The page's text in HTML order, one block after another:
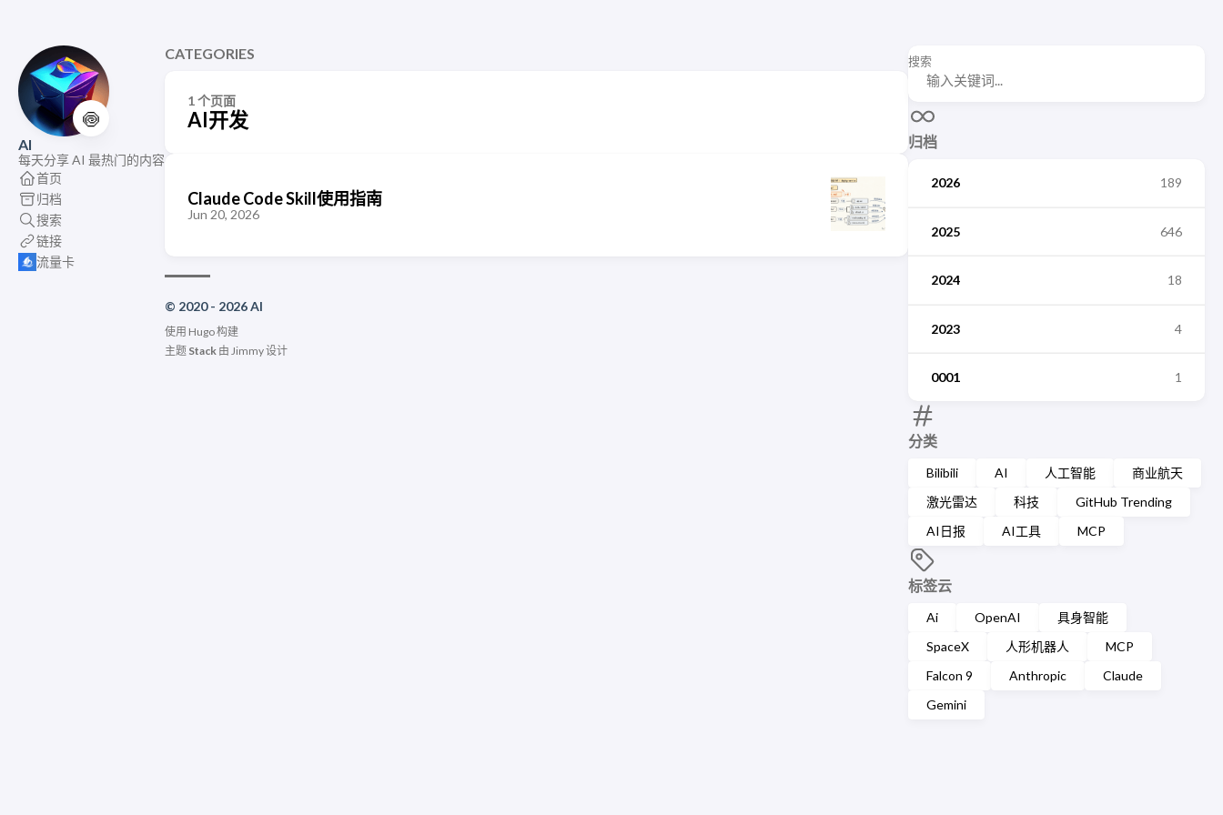
🍥
AI
每天分享 AI 最热门的内容
首页
归档
搜索
链接
流量卡
搜索
归档
2026 189
2025 646
2024 18
2023 4
0001 1
分类
Bilibili AI 人工智能
商业航天
激光雷达
科技
GitHub Trending
AI日报
AI工具 MCP
标签云
Ai OpenAI
具身智能
SpaceX
人形机器人
MCP
Falcon 9
Anthropic
Claude
Gemini
CATEGORIES
1 个页面
AI开发
Claude Code Skill使用指南
Jun 20, 2026
© 2020 - 2026 AI
使用 Hugo构建
主题 Stack 由 Jimmy设计